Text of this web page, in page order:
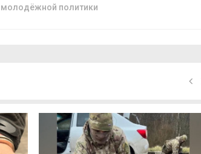
молодёжной политики